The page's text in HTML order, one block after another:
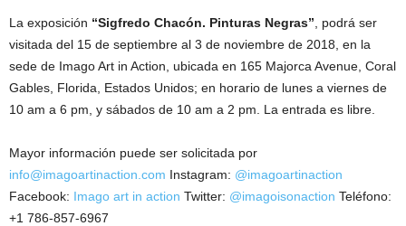
La exposición “Sigfredo Chacón. Pinturas Negras” , podrá ser
visitada del 15 de septiembre al 3 de noviembre de 2018, en la
sede de Imago Art in Action, ubicada en 165 Majorca Avenue, Coral
Gables, Florida, Estados Unidos; en horario de lunes a viernes de
10 am a 6 pm, y sábados de 10 am a 2 pm. La entrada es libre.
Mayor información puede ser solicitada por
info@imagoartinaction.com Instagram: @imagoartinaction
Facebook: Imago art in action Twitter: @imagoisonaction Teléfono:
+1 786-857-6967